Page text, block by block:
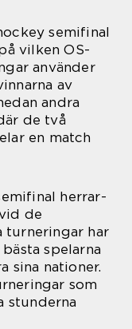
semifinal
vilken OS-
använder
av
andra
de två
en match
herrar-
de
turneringar har
spelarna
sina nationer.
som
stunderna